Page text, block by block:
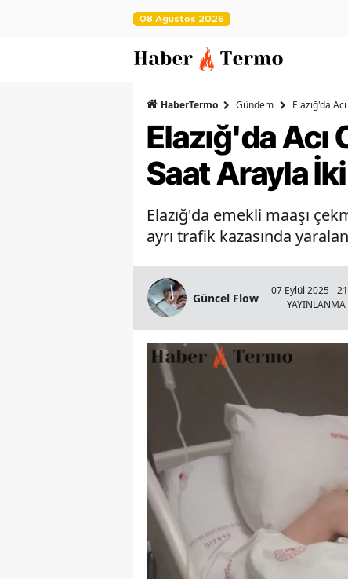
08 Ağustos 2026
HaberTermo Gündem Elazığ'da
Elazığ'da Acı
Saat Arayla
Elazığ'da emekli maaşı
ayrı trafik kazasında
Güncel Flow
07 Eylül 2025 -
YAYINLANMA